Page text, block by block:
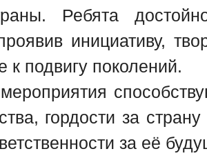
Ребята
инициативу,
к подвигу поколений.
гордости за
за её